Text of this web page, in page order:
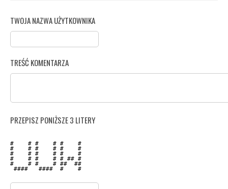
TWOJA NAZWA UŻYTKOWNIKA
TREŚĆ KOMENTARZA
PRZEPISZ PONIŻSZE 3 LITERY
#    # #    # #    #
#    # #    # #    #
#    # #    # #    #
#    # #    # # ## #
#    # #    # ##  ##
####   ####  #    #